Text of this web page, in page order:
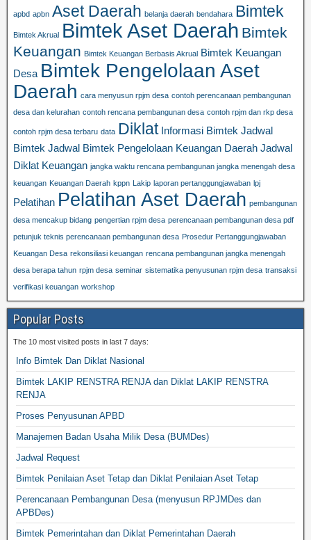
apbd apbn Aset Daerah belanja daerah bendahara Bimtek
Bimtek Akrual Bimtek Aset Daerah Bimtek
Keuangan Bimtek Keuangan Berbasis Akrual Bimtek Keuangan
Desa Bimtek Pengelolaan Aset
Daerah cara menyusun rpjm desa contoh perencanaan pembangunan
desa dan kelurahan contoh rencana pembangunan desa contoh rpjm dan rkp desa
contoh rpjm desa terbaru data Diklat Informasi Bimtek Jadwal
Bimtek Jadwal Bimtek Pengelolaan Keuangan Daerah Jadwal
Diklat Keuangan jangka waktu rencana pembangunan jangka menengah desa
keuangan Keuangan Daerah kppn Lakip laporan pertanggungjawaban lpj
Pelatihan Pelatihan Aset Daerah pembangunan
desa mencakup bidang pengertian rpjm desa perencanaan pembangunan desa pdf
petunjuk teknis perencanaan pembangunan desa Prosedur Pertanggungjawaban
Keuangan Desa rekonsiliasi keuangan rencana pembangunan jangka menengah
desa berapa tahun rpjm desa seminar sistematika penyusunan rpjm desa transaksi
verifikasi keuangan workshop
Popular Posts
The 10 most visited posts in last 7 days:
Info Bimtek Dan Diklat Nasional
Bimtek LAKIP RENSTRA RENJA dan Diklat LAKIP RENSTRA
RENJA
Proses Penyusunan APBD
Manajemen Badan Usaha Milik Desa (BUMDes)
Jadwal Request
Bimtek Penilaian Aset Tetap dan Diklat Penilaian Aset Tetap
Perencanaan Pembangunan Desa (menyusun RPJMDes dan
APBDes)
Bimtek Pemerintahan dan Diklat Pemerintahan Daerah